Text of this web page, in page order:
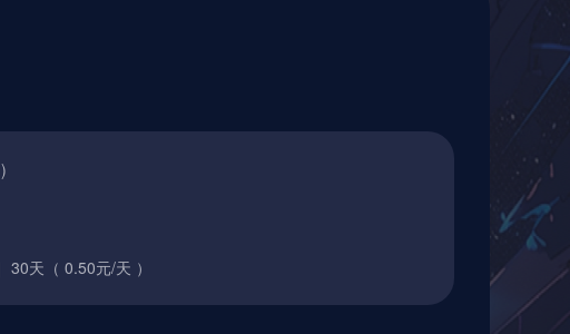
30天（ 0.50元/天 ）